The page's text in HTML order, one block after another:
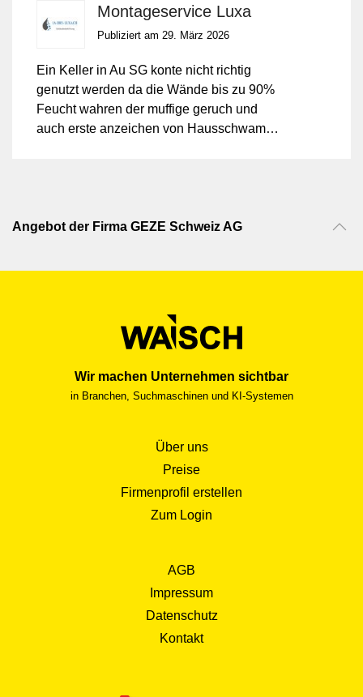
Bohren notwendig .
Montageservice Luxa
Publiziert am 29. März 2026
Ein Keller in Au SG konte nicht richtig
genutzt werden da die Wände bis zu 90%
Feucht wahren der muffige geruch und
auch erste anzeichen von Hausschwamm
Angebot der Firma GEZE Schweiz AG
Wir machen Unternehmen sichtbar
in Branchen, Suchmaschinen und KI-Systemen
Über uns
Preise
Firmenprofil erstellen
Zum Login
AGB
Impressum
Datenschutz
Kontakt